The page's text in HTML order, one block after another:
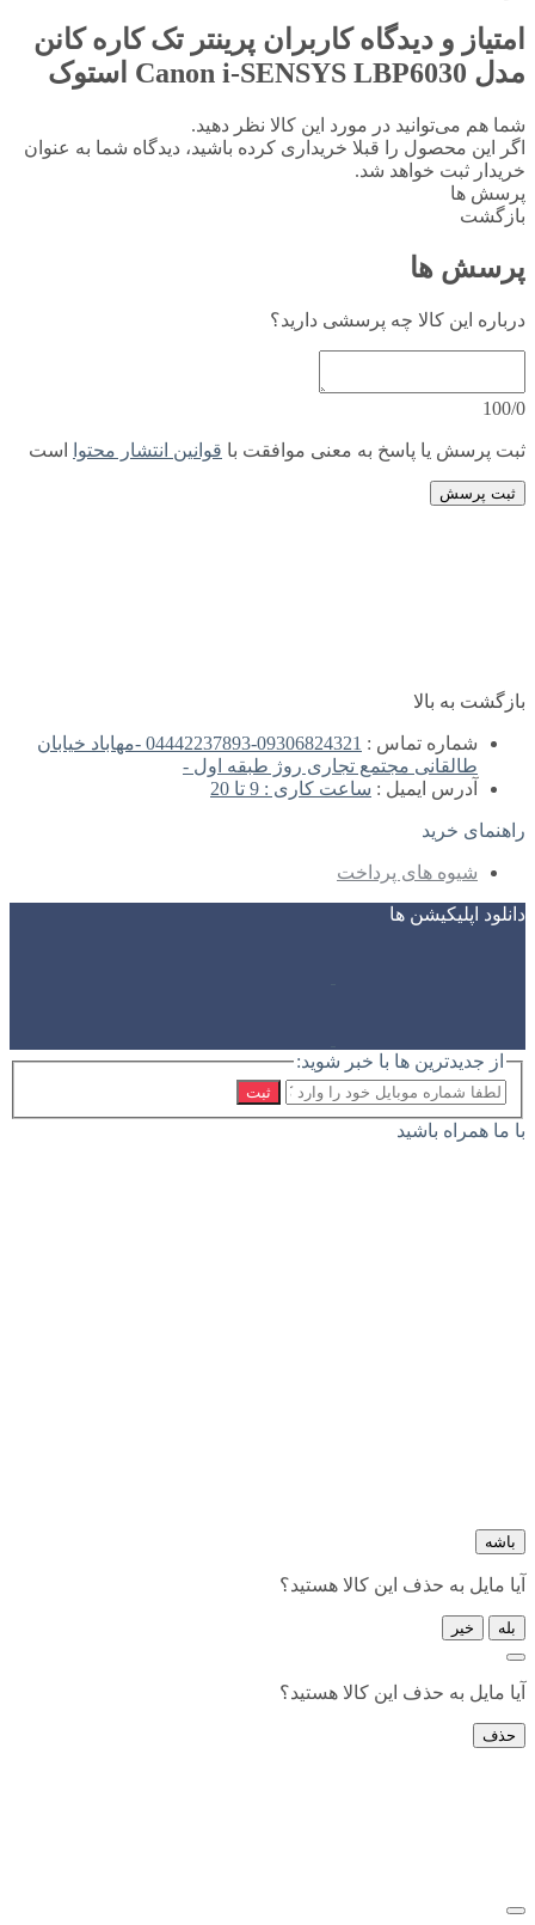
امتیاز و دیدگاه کاربران پرینتر تک کاره کانن
مدل Canon i-SENSYS LBP6030 استوک
شما هم می‌توانید در مورد این کالا نظر دهید.
اگر این محصول را قبلا خریداری کرده باشید، دیدگاه شما به عنوان
خریدار ثبت خواهد شد.
پرسش ها
بازگشت
پرسش ها
درباره این کالا چه پرسشی دارید؟
100/0
ثبت پرسش یا پاسخ به معنی موافقت با قوانین انتشار محتوا است
ثبت پرسش
بازگشت به بالا
شماره تماس :
09306824321-04442237893 -مهاباد خیابان
طالقانی مجتمع تجاری روژ طبقه اول -
آدرس ایمیل : ساعت کاری : 9 تا 20
راهنمای خرید
شیوه های پرداخت
دانلود اپلیکیشن ها
از جدیدترین ها با خبر شوید:
ثبت
با ما همراه باشید
باشه
آیا مایل به حذف این کالا هستید؟
بله خیر
آیا مایل به حذف این کالا هستید؟
حذف